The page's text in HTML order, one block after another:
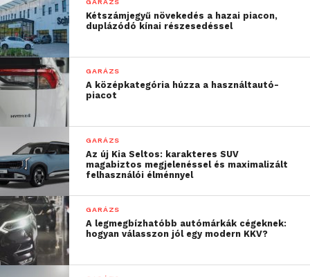
partnerek és tartalmak egyszerű integrálásával
platformunk személyes és egyedi felhasználói
élményt nyújt. A Continental-lal együttműködve
pedig a járművekbe építjük a technológiát” –
mondta Michael Wolters, a banbutsu ügyvezető-
igazgatója.
Continental a 2025-ös
Consumer Electronics Show-n
A Continental legújabb technológiáit bemutató
kiállítása a Las Vegas Convention Centerrel
szemben, a Central Plaza területén található privát
kiállítótérben tekinthető meg 2025. január 7. és 10.
között.
Kétszámjegyű növekedés a hazai piacon,
duplázódó kínai részesedéssel
GARÁZS
A középkategória húzza a használtautó-
piacot
GARÁZS
Az új Kia Seltos: karakteres SUV
magabiztos megjelenéssel és maximalizált
felhasználói élménnyel
GARÁZS
A legmegbízhatóbb autómárkák cégeknek:
hogyan válasszon jól egy modern KKV?